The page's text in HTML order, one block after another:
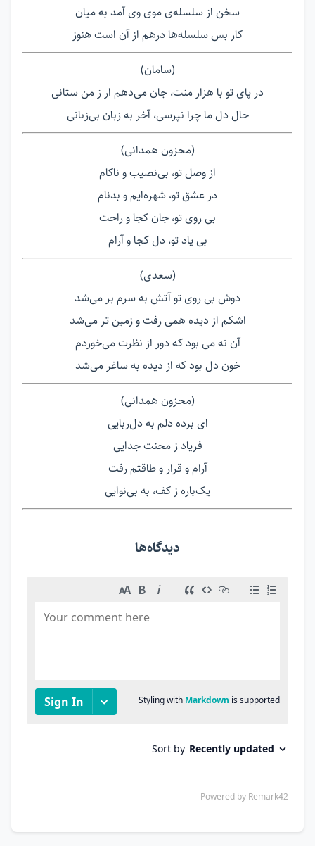
سخن از سلسله‌ی موی وی آمد به میان
کار بس سلسله‌ها درهم از آن است هنوز
(سامان)
در پای تو با هزار منت، جان می‌دهم ار ز من ستانی
حال دل ما چرا نپرسی، آخر به زبان بی‌زبانی
(محزون همدانی)
از وصل تو، بی‌نصیب و ناکام
در عشق تو، شهره‌ایم و بدنام
بی روی تو، جان کجا و راحت
بی یاد تو، دل کجا و آرام
(سعدی)
دوش بی روی تو آتش به سرم بر می‌شد
اشکم از دیده همی رفت و زمین تر می‌‌شد
آن نه می بود که دور از نظرت می‌خوردم
خون دل بود که از دیده به ساغر می‌شد
(محزون همدانی)
ای برده دلم به دل‌ربایی
فریاد ز محنت جدایی
آرام و قرار و طاقتم رفت
یک‌باره ز کف، به بی‌نوایی
دیدگاه‌ها